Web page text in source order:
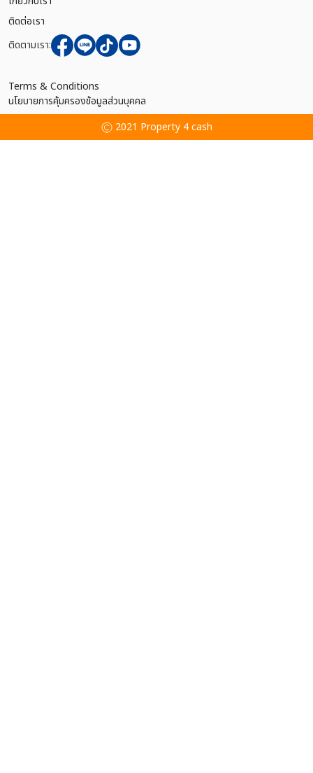
ติดต่อเรา
ติดตามเรา:
Terms & Conditions
นโยบายการคุ้มครองข้อมูลส่วนบุคคล
2021 Property 4 cash